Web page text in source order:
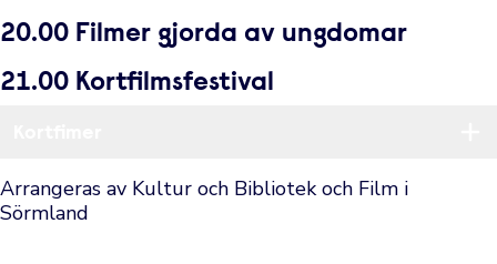
20.00 Filmer gjorda av ungdomar
21.00 Kortfilmsfestival
Arrangeras av Kultur och Bibliotek och Film i
Sörmland